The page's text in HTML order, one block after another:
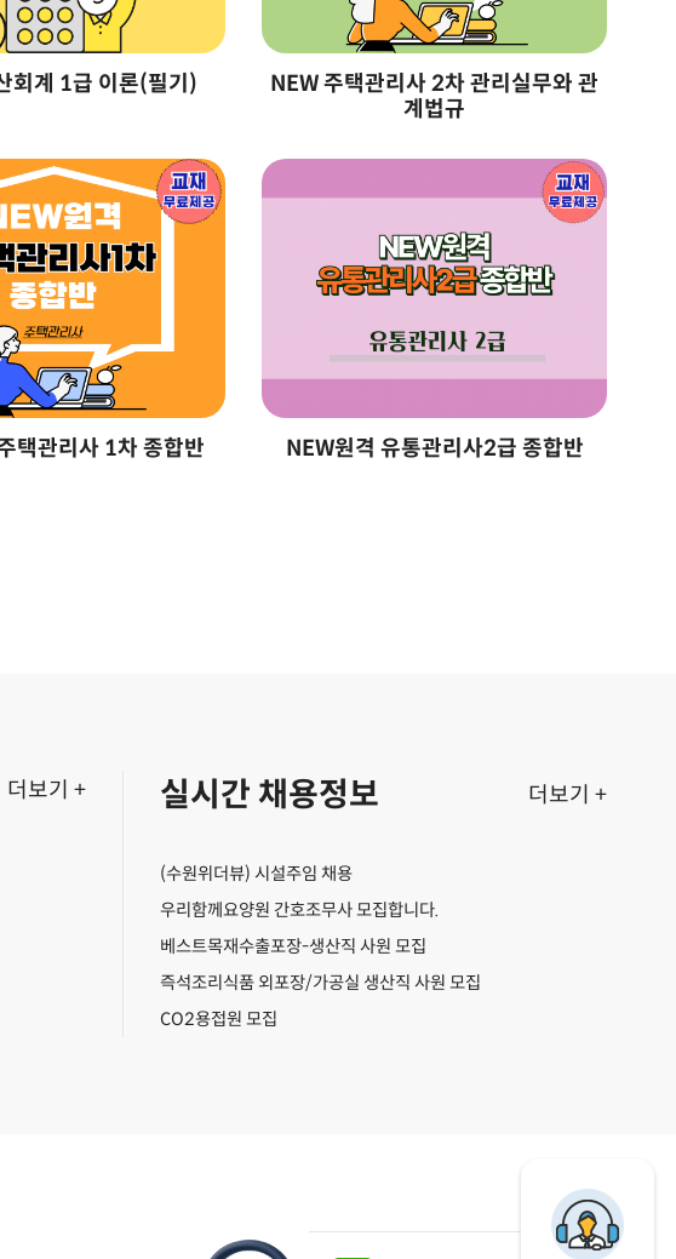
회계 1급 이론(필기)
NEW 주택관리사 2차 관리실무와 관
계법규
택관리사 1차 종합반 NEW원격 유통관리사2급 종합반
더보기 + 실시간 채용정보 더보기 +
(수원위더뷰) 시설주임 채용
우리함께요양원 간호조무사 모집합니다.
베스트목재수출포장-생산직 사원 모집
즉석조리식품 외포장/가공실 생산직 사원 모집
CO2용접원 모집